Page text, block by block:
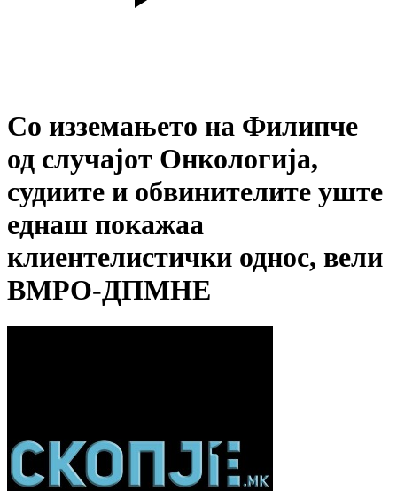
Со изземањето на Филипче
од случајот Онкологија,
судиите и обвинителите уште
еднаш покажаа
клиентелистички однос, вели
ВМРО-ДПМНЕ